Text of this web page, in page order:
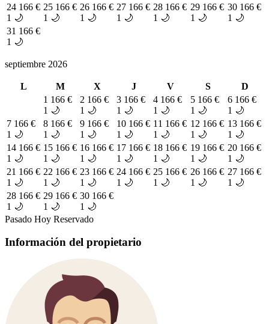
24 166 €
1 🌙
25 166 €
1 🌙
26 166 €
1 🌙
27 166 €
1 🌙
28 166 €
1 🌙
29 166 €
1 🌙
30 166 €
1 🌙
31 166 €
1 🌙
septiembre 2026
L M X J V S
D
1 166 €
1 🌙
2 166 €
1 🌙
3 166 €
1 🌙
4 166 €
1 🌙
5 166 €
1 🌙
6 166 €
1 🌙
7 166 €
1 🌙
8 166 €
1 🌙
9 166 €
1 🌙
10 166 €
1 🌙
11 166 €
1 🌙
12 166 €
1 🌙
13 166 €
1 🌙
14 166 €
1 🌙
15 166 €
1 🌙
16 166 €
1 🌙
17 166 €
1 🌙
18 166 €
1 🌙
19 166 €
1 🌙
20 166 €
1 🌙
21 166 €
1 🌙
22 166 €
1 🌙
23 166 €
1 🌙
24 166 €
1 🌙
25 166 €
1 🌙
26 166 €
1 🌙
27 166 €
1 🌙
28 166 €
1 🌙
29 166 €
1 🌙
30 166 €
1 🌙
Pasado Hoy Reservado
Información del propietario